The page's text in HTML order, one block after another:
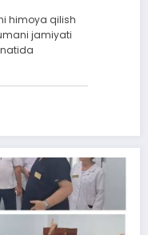
himoya qilish
jamiyati